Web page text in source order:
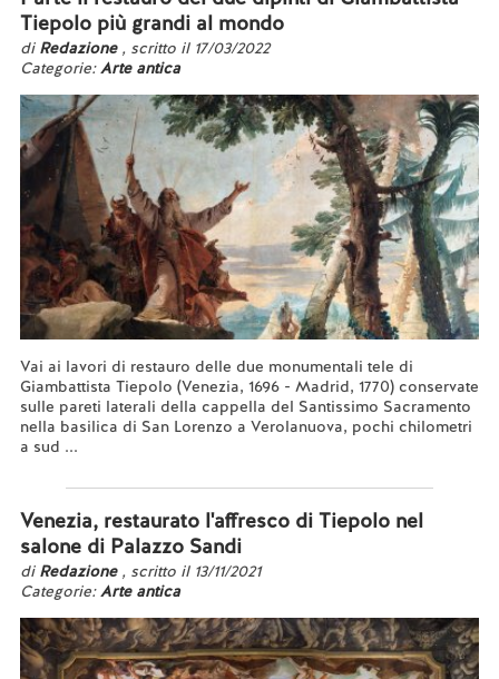
Tiepolo più grandi al mondo
di Redazione , scritto il 17/03/2022
Categorie:Arte antica
Vai ai lavori di restauro delle due monumentali tele di
Giambattista Tiepolo (Venezia, 1696 - Madrid, 1770) conservate
sulle pareti laterali della cappella del Santissimo Sacramento
nella basilica di San Lorenzo a Verolanuova, pochi chilometri
a sud ...
Venezia, restaurato l'affresco di Tiepolo nel
salone di Palazzo Sandi
di Redazione , scritto il 13/11/2021
Categorie:Arte antica